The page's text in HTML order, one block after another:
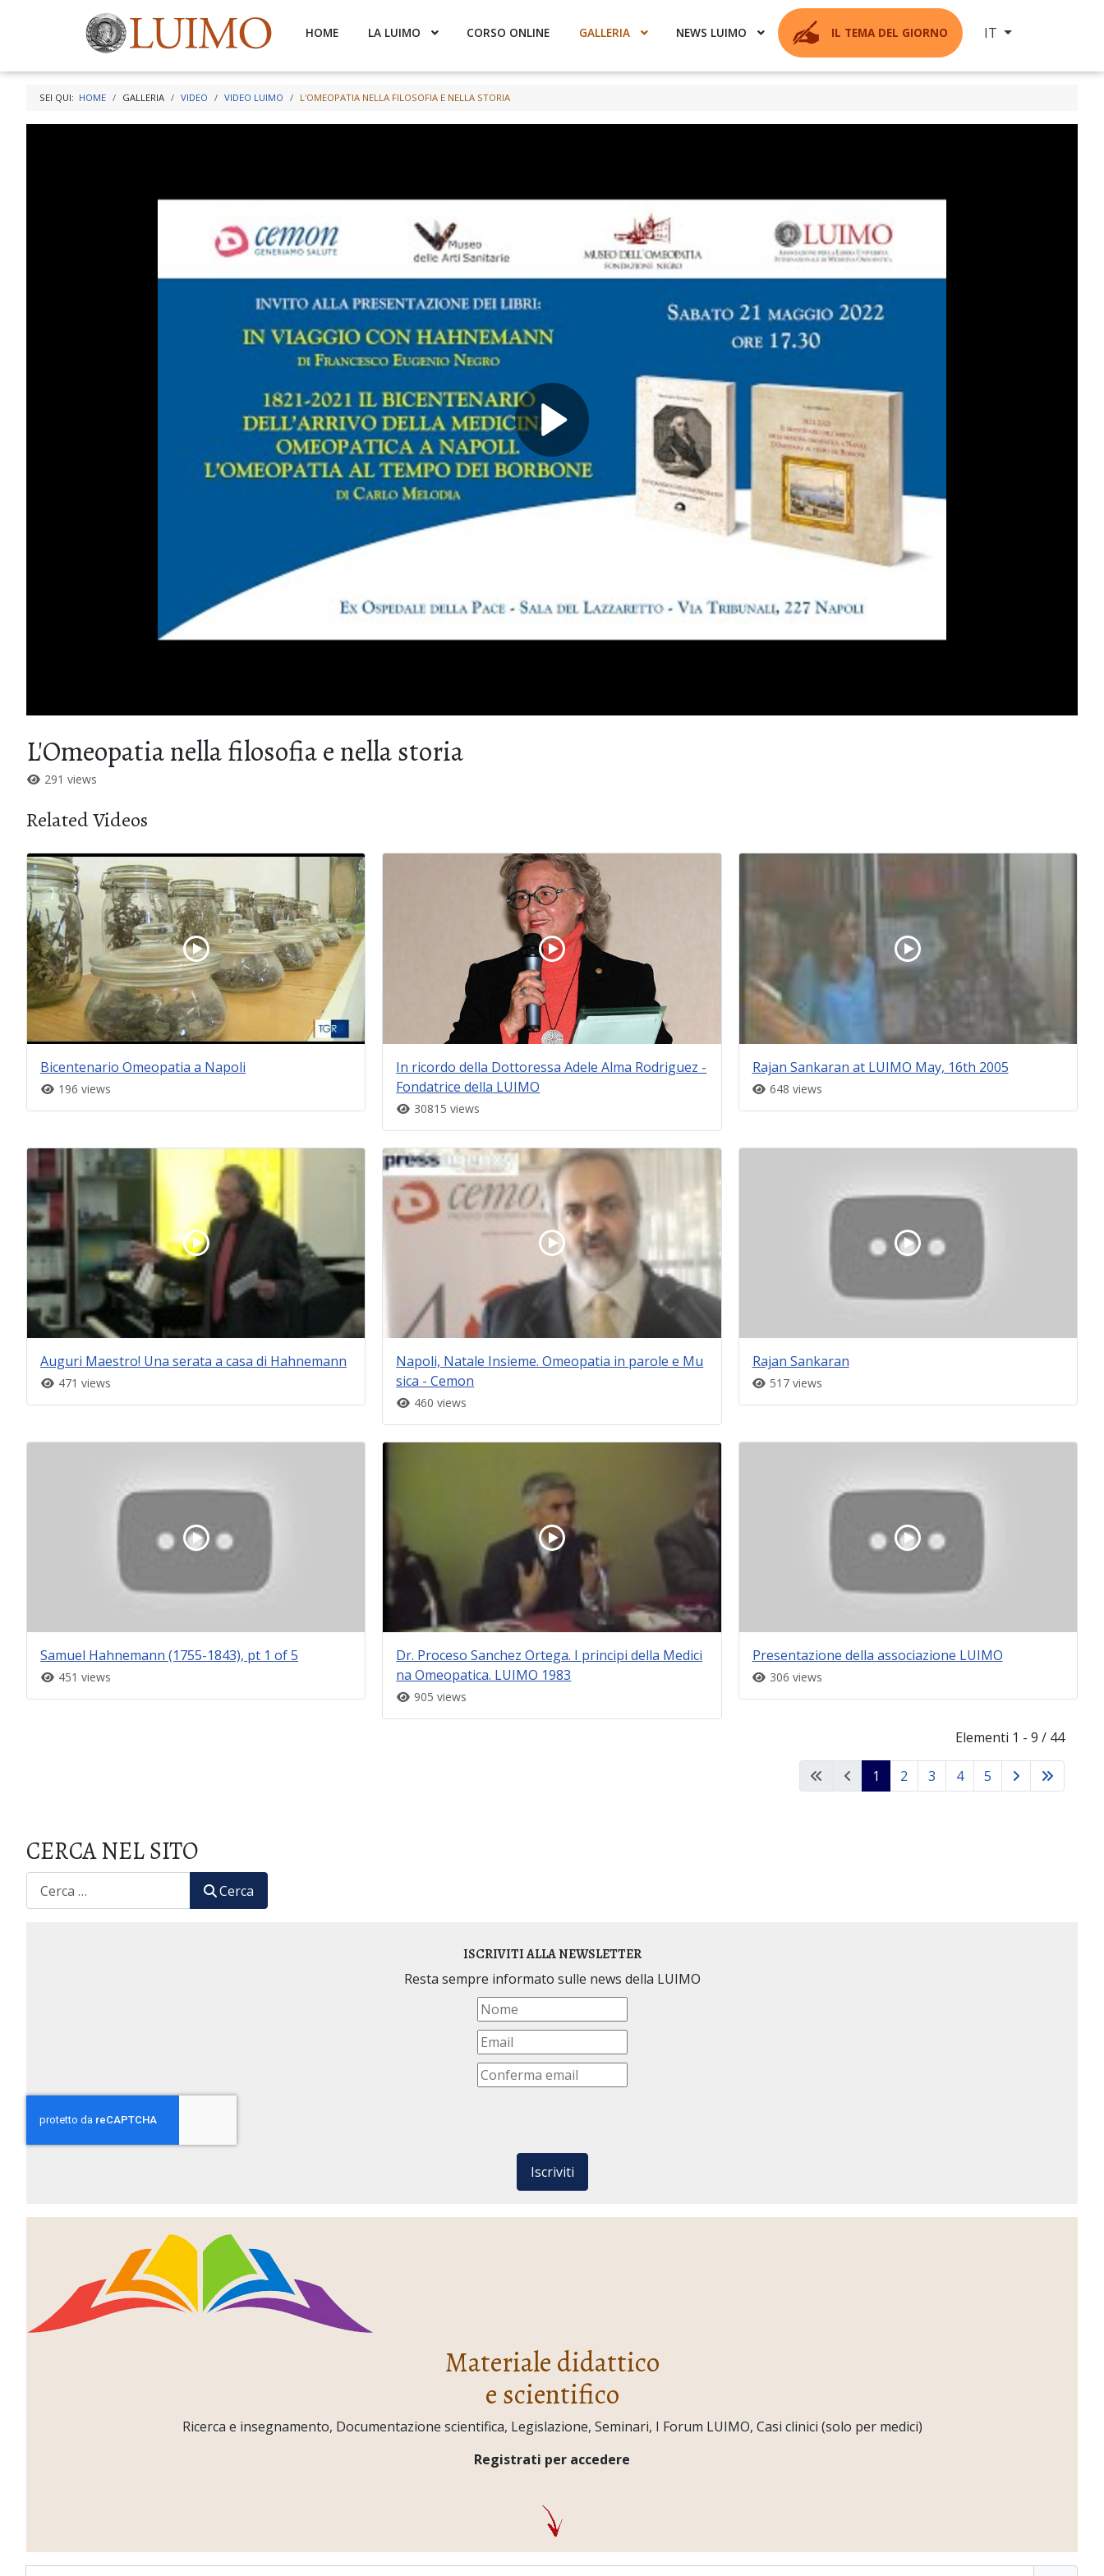
HOME LA LUIMO CORSO ONLINE GALLERIA NEWS LUIMO IL TEMA DEL GIORNO Seleziona la tua
IT
SEI QUI: HOME GALLERIA VIDEO VIDEO LUIMO L'OMEOPATIA NELLA FILOSOFIA E NELLA STORIA
L'Omeopatia nella filosofia e nella storia
291 views
Related Videos
Bicentenario Omeopatia a Napoli
196 views
In ricordo della Dottoressa Adele Alma Rodriguez -
Fondatrice della LUIMO
30815 views
Rajan Sankaran at LUIMO May, 16th 2005
648 views
Auguri Maestro! Una serata a casa di Hahnemann
471 views
Napoli, Natale Insieme. Omeopatia in parole e Mu
sica - Cemon
460 views
Rajan Sankaran
517 views
Samuel Hahnemann (1755-1843), pt 1 of 5
451 views
Dr. Proceso Sanchez Ortega. I principi della Medici
na Omeopatica. LUIMO 1983
905 views
Presentazione della associazione LUIMO
306 views
Elementi 1 - 9 / 44
1 2 3 4 5
CERCA NEL SITO
Cerca
ISCRIVITI ALLA NEWSLETTER
Resta sempre informato sulle news della LUIMO
Iscriviti
Materiale didattico
e scientifico
Ricerca e insegnamento, Documentazione scientifica, Legislazione, Seminari, I Forum LUIMO, Casi clinici (solo per medici)
Registrati per accedere